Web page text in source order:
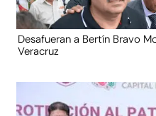
Desafueran a Bertín Bravo
Veracruz